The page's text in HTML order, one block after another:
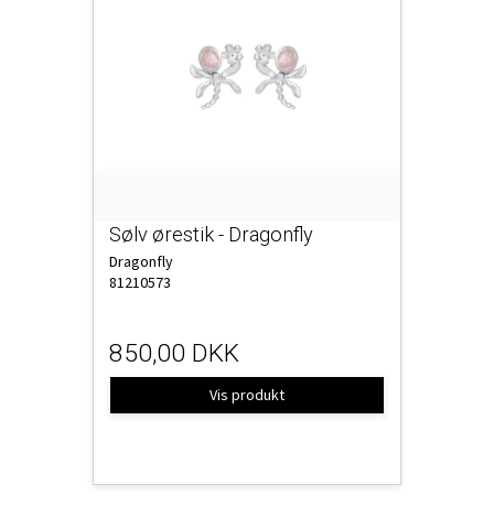
Sølv ørestik - Dragonfly
Dragonfly
81210573
850,00 DKK
Vis produkt